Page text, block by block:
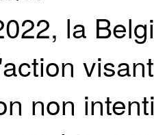
la
non